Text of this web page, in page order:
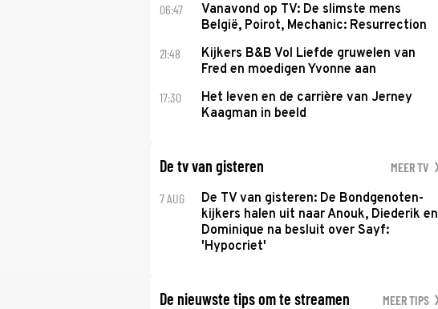
06:47
Vanavond op TV: De slimste mens
België, Poirot, Mechanic: Resurrection
21:48
Kijkers B&B Vol Liefde gruwelen van
Fred en moedigen Yvonne aan
17:30
Het leven en de carrière van Jerney
Kaagman in beeld
De tv van gisteren MEER TV
7 AUG
De TV van gisteren: De Bondgenoten-
kijkers halen uit naar Anouk, Diederik en
Dominique na besluit over Sayf:
'Hypocriet'
De nieuwste tips om te streamen MEER TIPS